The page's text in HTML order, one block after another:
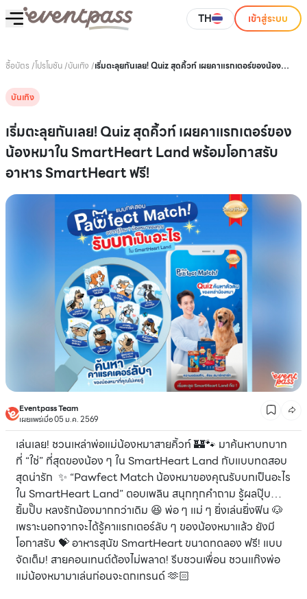
TH เข้าสู่ระบบ
ซื้อบัตร /โปรโมชัน/บันเทิง /เริ่มตะลุยกันเลย! Quiz สุดคิ้วท์ เผยคาแรกเตอร์ของน้อง
บันเทิง
เริ่มตะลุยกันเลย! Quiz สุดคิ้วท์ เผยคาแรกเตอร์ของ
น้องหมาใน SmartHeart Land พร้อมโอกาสรับ
อาหาร SmartHeart ฟรี!
Eventpass Team
เผยแพร่เมื่อ 05 ม.ค. 2569
เล่นเลย! ชวนเหล่าพ่อแม่น้องหมาสายคิ้วท์ 🏰🐾 มาค้นหาบทบาท
ที่ “ใช่” ที่สุดของน้อง ๆ ใน SmartHeart Land กับแบบทดสอบ
สุดน่ารัก ✨ “Pawfect Match น้องหมาของคุณรับบทเป็นอะไร
ใน SmartHeart Land” ตอบเพลิน สนุกทุกคำถาม รู้ผลปุ๊บ…
ยิ้มปั๊บ หลงรักน้องมากกว่าเดิม 😆 พ่อ ๆ แม่ ๆ ยิ่งเล่นยิ่งฟิน 🐶
เพราะนอกจากจะได้รู้คาแรกเตอร์ลับ ๆ ของน้องหมาแล้ว ยังมี
โอกาสรับ 💝 อาหารสุนัข SmartHeart ขนาดทดลอง ฟรี! แบบ
จัดเต็ม! สายคอนเทนต์ต้องไม่พลาด! รีบชวนเพื่อน ชวนแก๊งพ่อ
แม่น้องหมามาเล่นก่อนจะตกเทรนด์ 🫶🏻